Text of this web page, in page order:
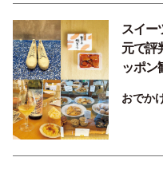
スイー
元で評
ッポン
おでか